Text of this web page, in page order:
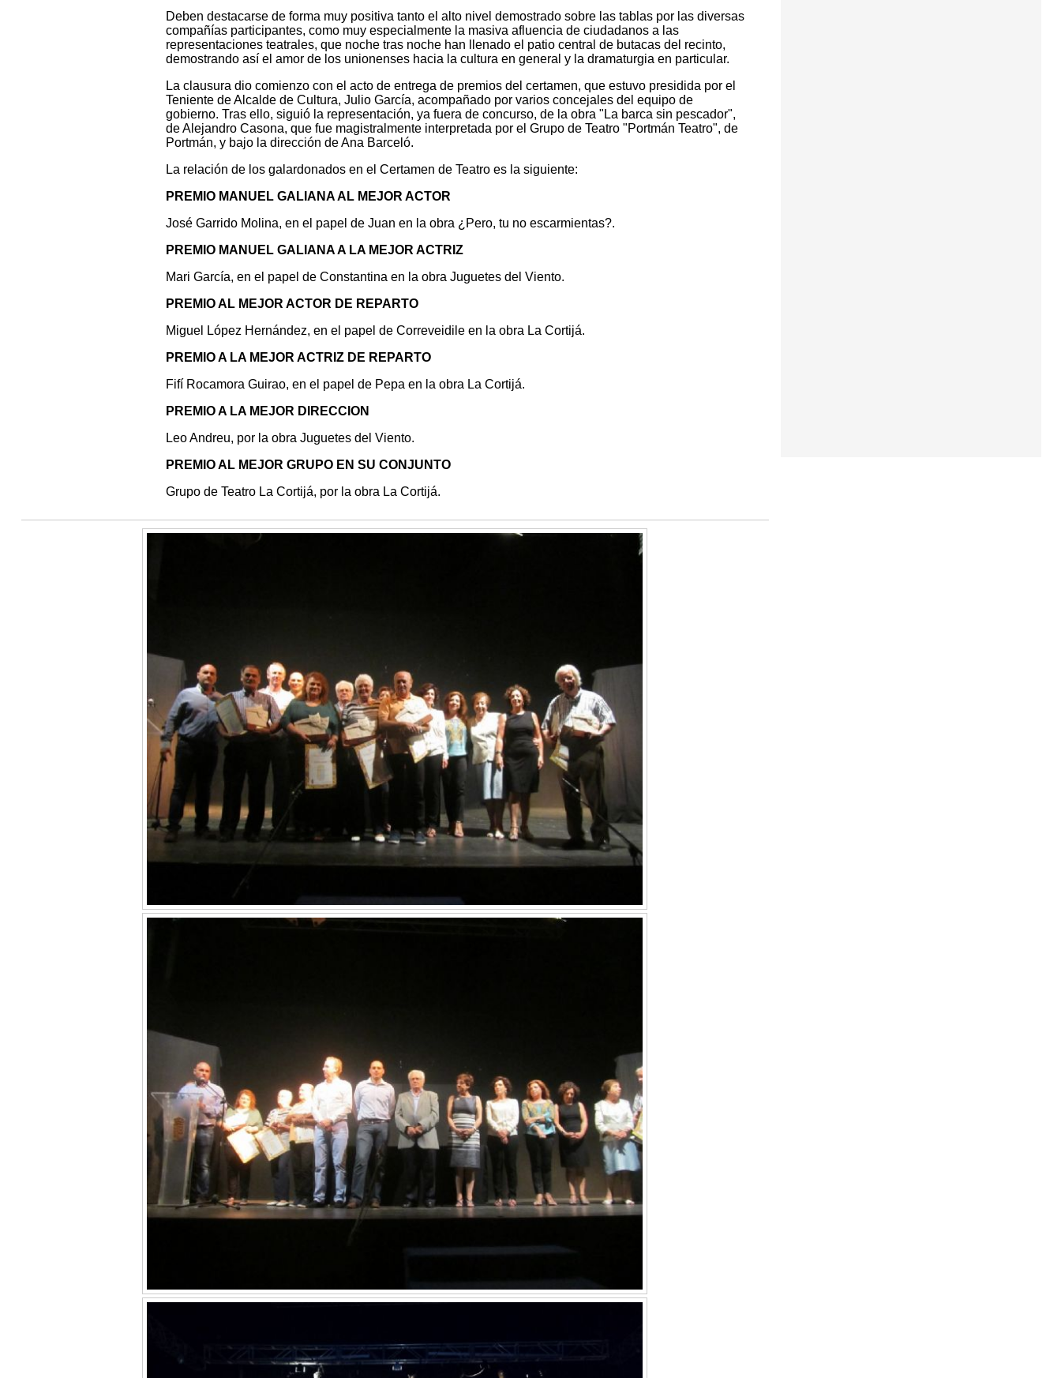
Deben destacarse de forma muy positiva tanto el alto nivel demostrado sobre las tablas por las diversas
compañías participantes, como muy especialmente la masiva afluencia de ciudadanos a las
representaciones teatrales, que noche tras noche han llenado el patio central de butacas del recinto,
demostrando así el amor de los unionenses hacia la cultura en general y la dramaturgia en particular.
La clausura dio comienzo con el acto de entrega de premios del certamen, que estuvo presidida por el
Teniente de Alcalde de Cultura, Julio García, acompañado por varios concejales del equipo de
gobierno. Tras ello, siguió la representación, ya fuera de concurso, de la obra "La barca sin pescador",
de Alejandro Casona, que fue magistralmente interpretada por el Grupo de Teatro "Portmán Teatro", de
Portmán, y bajo la dirección de Ana Barceló.
La relación de los galardonados en el Certamen de Teatro es la siguiente:
PREMIO MANUEL GALIANA AL MEJOR ACTOR
José Garrido Molina, en el papel de Juan en la obra ¿Pero, tu no escarmientas?.
PREMIO MANUEL GALIANA A LA MEJOR ACTRIZ
Mari García, en el papel de Constantina en la obra Juguetes del Viento.
PREMIO AL MEJOR ACTOR DE REPARTO
Miguel López Hernández, en el papel de Correveidile en la obra La Cortijá.
PREMIO A LA MEJOR ACTRIZ DE REPARTO
Fifí Rocamora Guirao, en el papel de Pepa en la obra La Cortijá.
PREMIO A LA MEJOR DIRECCION
Leo Andreu, por la obra Juguetes del Viento.
PREMIO AL MEJOR GRUPO EN SU CONJUNTO
Grupo de Teatro La Cortijá, por la obra La Cortijá.